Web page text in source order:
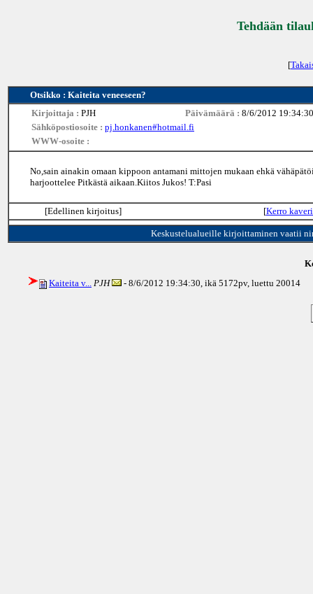
Tehdään
[
Otsikko : Kaiteita veneeseen?
Kirjoittaja : PJH Päivämäärä : 8/6/2012 19:34:30
Sähköpostiosoite : pj.honkanen#hotmail.fi
WWW-osoite :
No,sain ainakin omaan kippoon antamani mittojen mukaan ehkä
harjoottelee Pitkästä aikaan.Kiitos Jukos! T:Pasi
[Edellinen kirjoitus] [Kerro
Keskustelualueille kirjoittaminen vaatii
Kaiteita v... PJH - 8/6/2012 19:34:30, ikä 5172pv, luettu 20014